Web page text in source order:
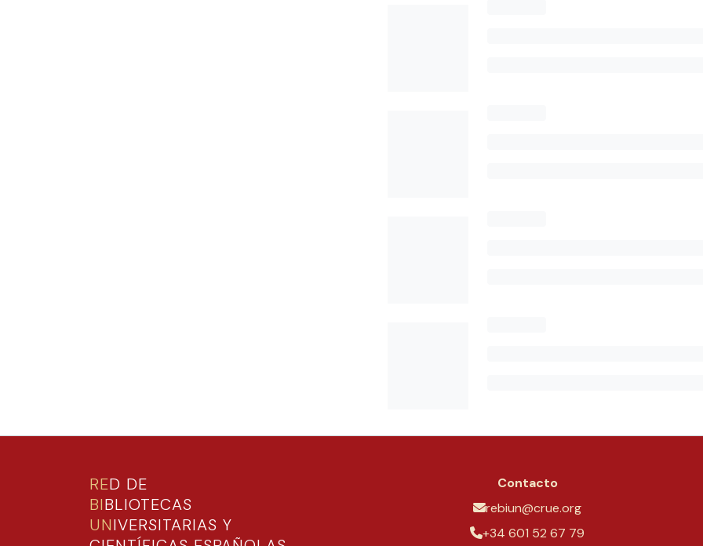
RED DE
BIBLIOTECAS
UNIVERSITARIAS Y
Contacto
rebiun@crue.org
+34 601 52 67 79